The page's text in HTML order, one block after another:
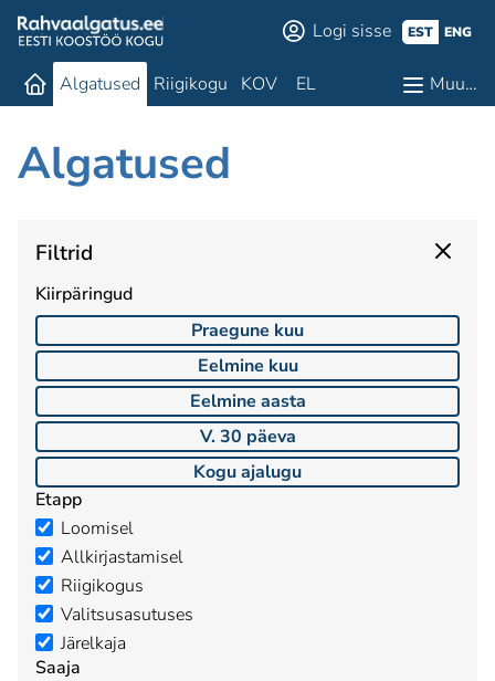
Logi sisse EST ENG
Algatused Riigikogu KOV EL Muu…
Algatused
Filtrid
Kiirpäringud
Praegune kuu
Eelmine kuu
Eelmine aasta
V. 30 päeva
Kogu ajalugu
Etapp
Loomisel
Allkirjastamisel
Riigikogus
Valitsusasutuses
Järelkaja
Saaja